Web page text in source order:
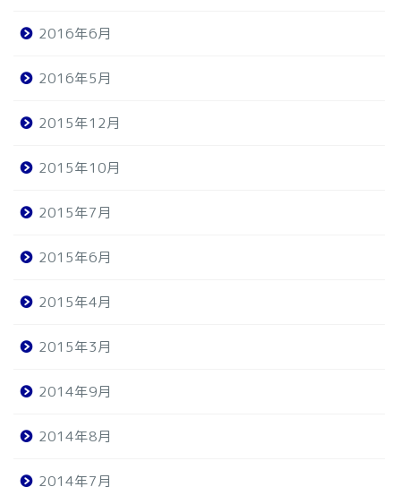
2016年6月
2016年5月
2015年12月
2015年10月
2015年7月
2015年6月
2015年4月
2015年3月
2014年9月
2014年8月
2014年7月